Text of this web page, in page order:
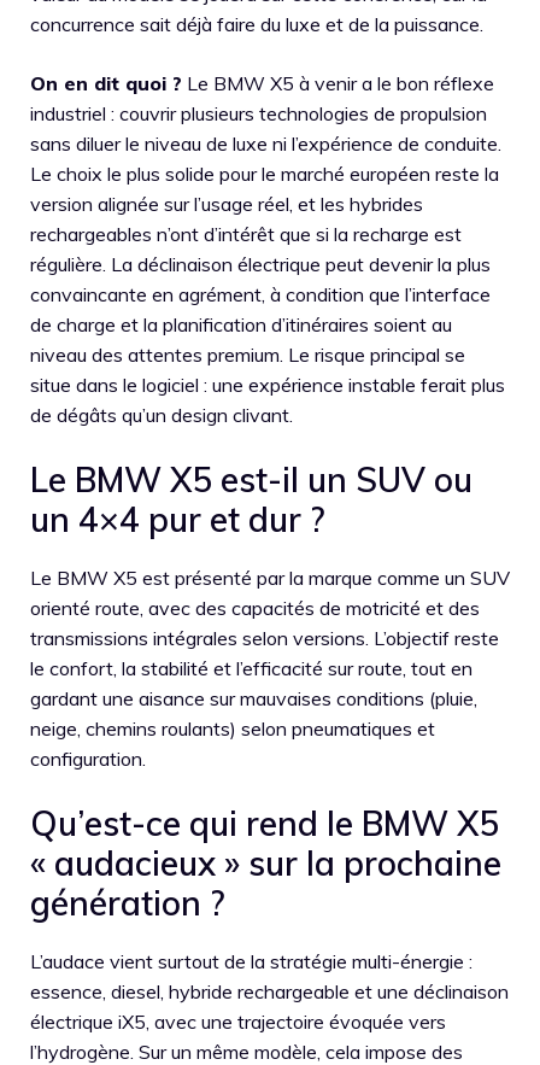
concurrence sait déjà faire du luxe et de la puissance.
On en dit quoi ? Le BMW X5 à venir a le bon réflexe
industriel : couvrir plusieurs technologies de propulsion
sans diluer le niveau de luxe ni l’expérience de conduite.
Le choix le plus solide pour le marché européen reste la
version alignée sur l’usage réel, et les hybrides
rechargeables n’ont d’intérêt que si la recharge est
régulière. La déclinaison électrique peut devenir la plus
convaincante en agrément, à condition que l’interface
de charge et la planification d’itinéraires soient au
niveau des attentes premium. Le risque principal se
situe dans le logiciel : une expérience instable ferait plus
de dégâts qu’un design clivant.
Le BMW X5 est-il un SUV ou
un 4×4 pur et dur ?
Le BMW X5 est présenté par la marque comme un SUV
orienté route, avec des capacités de motricité et des
transmissions intégrales selon versions. L’objectif reste
le confort, la stabilité et l’efficacité sur route, tout en
gardant une aisance sur mauvaises conditions (pluie,
neige, chemins roulants) selon pneumatiques et
configuration.
Qu’est-ce qui rend le BMW X5
« audacieux » sur la prochaine
génération ?
L’audace vient surtout de la stratégie multi-énergie :
essence, diesel, hybride rechargeable et une déclinaison
électrique iX5, avec une trajectoire évoquée vers
l’hydrogène. Sur un même modèle, cela impose des